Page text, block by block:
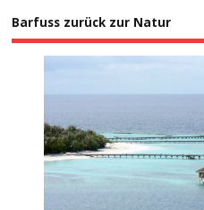
Barfuss zurück zur Natur